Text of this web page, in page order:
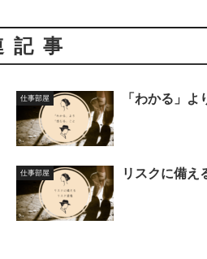
記事
仕事部屋 「わかる」よ
仕事部屋 リスクに備え